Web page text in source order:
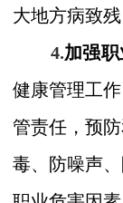
大地方病致残
4.加强职
健康管理工
管责任，预
毒、防噪声